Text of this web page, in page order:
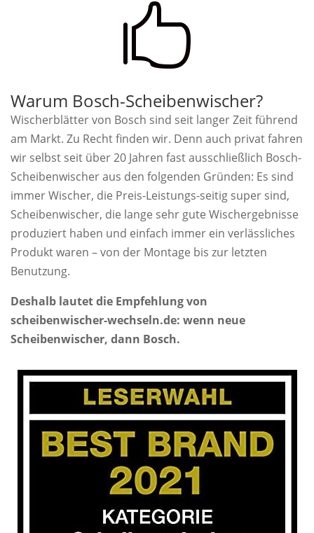

Warum Bosch-Scheibenwischer?
Wischerblätter von Bosch sind seit langer Zeit führend
am Markt. Zu Recht finden wir. Denn auch privat fahren
wir selbst seit über 20 Jahren fast ausschließlich Bosch-
Scheibenwischer aus den folgenden Gründen: Es sind
immer Wischer, die Preis-Leistungs-seitig super sind,
Scheibenwischer, die lange sehr gute Wischergebnisse
produziert haben und einfach immer ein verlässliches
Produkt waren – von der Montage bis zur letzten
Benutzung.
Deshalb lautet die Empfehlung von
scheibenwischer-wechseln.de: wenn neue
Scheibenwischer, dann Bosch.